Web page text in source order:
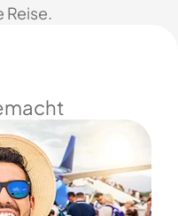
Reise.